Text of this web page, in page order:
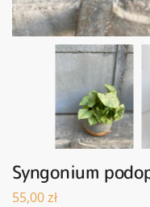
Syngonium
55,00zł